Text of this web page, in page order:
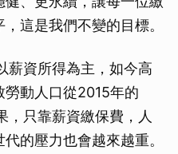
這是我們不變的目標。
薪資所得為主，如今高
動人口從2015年的
，只靠薪資繳保費，人
的壓力也會越來越重。